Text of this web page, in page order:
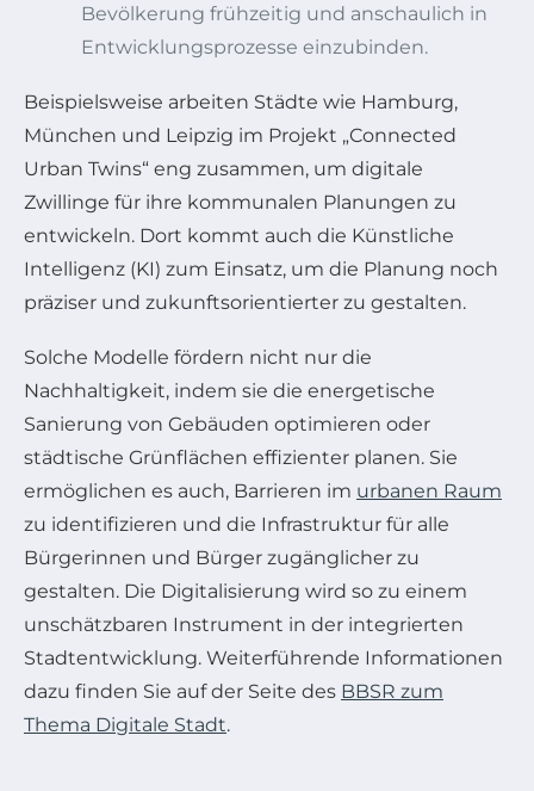
Bevölkerung frühzeitig und anschaulich in
Entwicklungsprozesse einzubinden.
Beispielsweise arbeiten Städte wie Hamburg,
München und Leipzig im Projekt „Connected
Urban Twins“ eng zusammen, um digitale
Zwillinge für ihre kommunalen Planungen zu
entwickeln. Dort kommt auch die Künstliche
Intelligenz (KI) zum Einsatz, um die Planung noch
präziser und zukunftsorientierter zu gestalten.
Solche Modelle fördern nicht nur die
Nachhaltigkeit, indem sie die energetische
Sanierung von Gebäuden optimieren oder
städtische Grünflächen effizienter planen. Sie
ermöglichen es auch, Barrieren im urbanen Raum
zu identifizieren und die Infrastruktur für alle
Bürgerinnen und Bürger zugänglicher zu
gestalten. Die Digitalisierung wird so zu einem
unschätzbaren Instrument in der integrierten
Stadtentwicklung. Weiterführende Informationen
dazu finden Sie auf der Seite des BBSR zum
Thema Digitale Stadt.